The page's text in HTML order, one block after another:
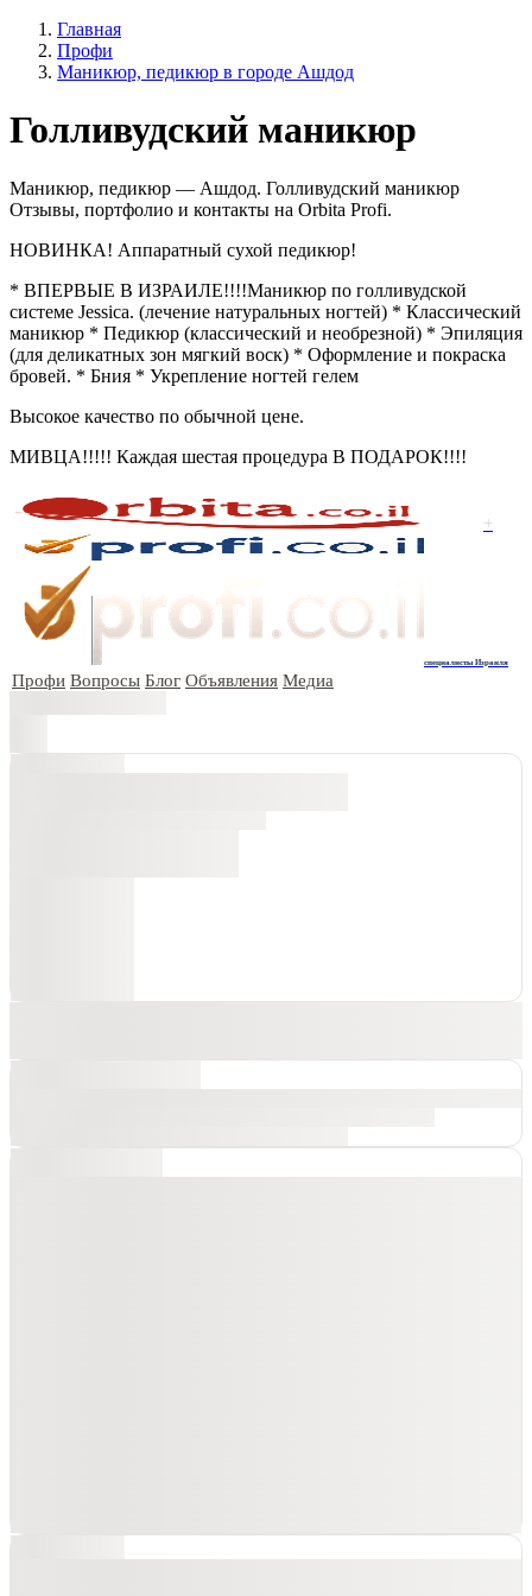
Главная
Профи
Маникюр, педикюр в городе Ашдод
Голливудский маникюр
Маникюр, педикюр — Ашдод. Голливудский маникюр
Отзывы, портфолио и контакты на Orbita Profi.
НОВИНКА! Аппаратный сухой педикюр!
* ВПЕРВЫЕ В ИЗРАИЛЕ!!!!Маникюр по голливудской
системе Jessica. (лечение натуральных ногтей) * Классический
маникюр * Педикюр (классический и необрезной) * Эпиляция
(для деликатных зон мягкий воск) * Оформление и покраска
бровей. * Бния * Укрепление ногтей гелем
Высокое качество по обычной цене.
МИВЦА!!!!! Каждая шестая процедура В ПОДАРОК!!!!
+
специалисты Израиля
Профи Вопросы Блог Объявления Медиа